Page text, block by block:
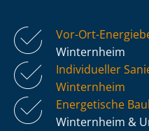
Vor-Ort-
Winternheim
Individueller
Winternheim
Energetische
Winternheim &